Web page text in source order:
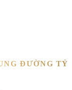
ĐƯỜNG TỶ